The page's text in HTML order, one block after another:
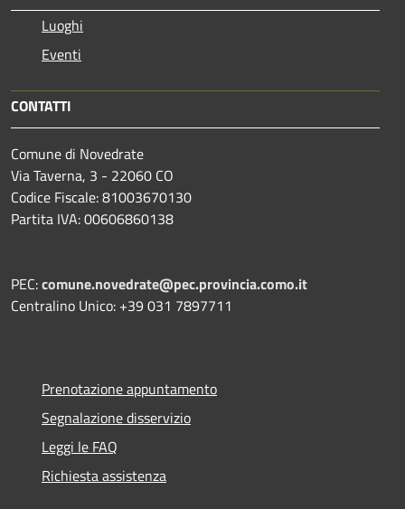
Luoghi
Eventi
CONTATTI
Comune di Novedrate
Via Taverna, 3 - 22060 CO
Codice Fiscale: 81003670130
Partita IVA: 00606860138
PEC:comune.novedrate@pec.provincia.como.it
Centralino Unico: +39 031 7897711
Prenotazione appuntamento
Segnalazione disservizio
Leggi le FAQ
Richiesta assistenza